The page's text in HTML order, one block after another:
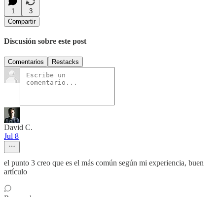
1
3
Compartir
Discusión sobre este post
Comentarios Restacks
David C.
Jul 8
el punto 3 creo que es el más común según mi experiencia, buen
artículo